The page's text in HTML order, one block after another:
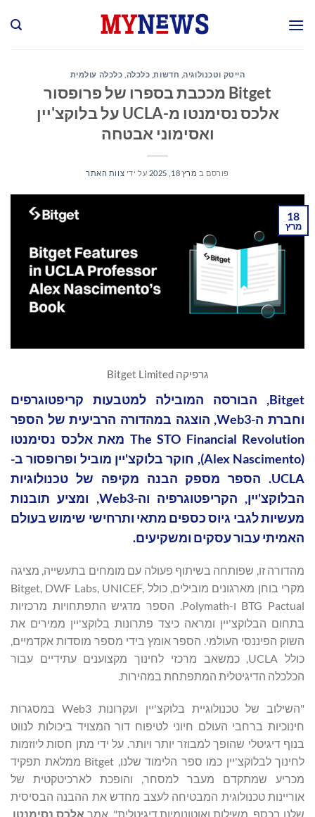
הייטק וטכנולוגיה, חדשות, כלכלה כלכלה עולמית
Bitget מככבת בספרו של פרופסור
אלכס נסימנטו מ-UCLA על בלוקצ'יין
ואסימוני אבטחה
פורסם ב מרץ 18, 2025 על ידי צוות האתר
18
מרץ
גרפיקה Bitget Limited
Bitget, הבורסה המובילה למטבעות קריפטוגרפים
וחברת ה-Web3, הוצגה במהדורה הרביעית של הספר
The STO Financial Revolution מאת אלכס נסימנטו
(Alex Nascimento), חוקר בלוקצ'יין מוביל ופרופסור ב-
UCLA. הספר מספק הבנה מקיפה של טכנולוגיות
הבלוקצ'יין, הקריפטוגרפיה וה-Web3, ומציע תובנות
מעשיות לגבי גיוס כספים מתאי ותרחישי שימוש בעולם
האמיתי עבור עסקים ומשקיעים.
מהדורה זו, שפותחה בשיתוף פעולה עם מומחים בתעשייה, מציגה
מקרי בוחן מארגונים מובילים, כולל Bitget, DWF Labs, UNICEF,
BTG Pactual ו-Polymath. הספר מדגיש התפתחויות מרכזיות
בתחום הבלוקצ'יין ומראה כיצד פתרונות בלוקצ'יין ממירים את
השוק הפיננסי העולמי. הספר אומץ בידי מספר מוסדות אקדמיים,
כולל UCLA, כמשאב מרכזי לחינוך מקצוענים עתידיים עבור
הכלכלה הדיגיטלית המתפתחת במהירות.
"השילוב של טכנולוגיית בלוקצ'יין ועקרונות Web3 במסגרות
חינוכיות ברחבי העולם חיוני לטיפוח דור המצויד ביכולות לנווט
בנוף דיגיטלי שהופך למבוזר יותר ויותר. על ידי מתן חסות ליוזמות
לחינוך לבלוקצ'יין כמו ספר הלימוד שלנו, Bitget ממלאת תפקיד
מכריע שמתקדם מעבר למסחר, והופכת לארכיטקטית של
אוריינות טכנולוגית המבטיחה לעצב מחדש את ההבנה הבסיסית
שלנו בכסף, משילות ואוטונומיות דיגיטלית", אמר אלכס נסימנטו,